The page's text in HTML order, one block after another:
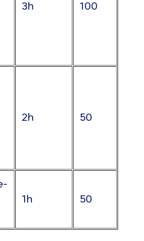
3h 100
2h 50
1h 50